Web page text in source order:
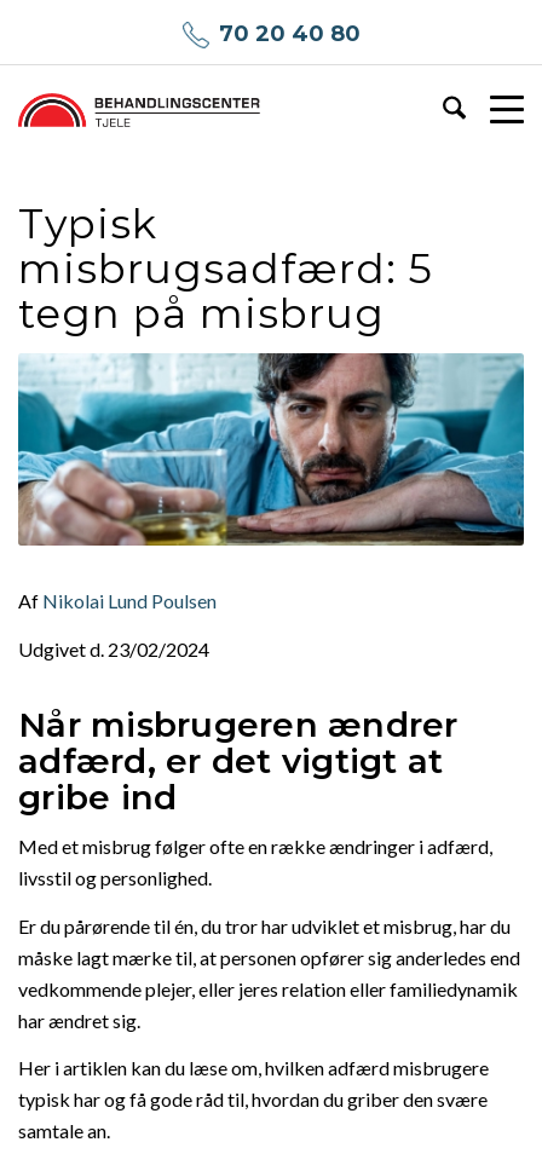
70 20 40 80
Typisk
misbrugsadfærd: 5
tegn på misbrug
Af Nikolai Lund Poulsen
Udgivet d. 23/02/2024
Når misbrugeren ændrer
adfærd, er det vigtigt at
gribe ind
Med et misbrug følger ofte en række ændringer i adfærd,
livsstil og personlighed.
Er du pårørende til én, du tror har udviklet et misbrug, har du
måske lagt mærke til, at personen opfører sig anderledes end
vedkommende plejer, eller jeres relation eller familiedynamik
har ændret sig.
Her i artiklen kan du læse om, hvilken adfærd misbrugere
typisk har og få gode råd til, hvordan du griber den svære
samtale an.